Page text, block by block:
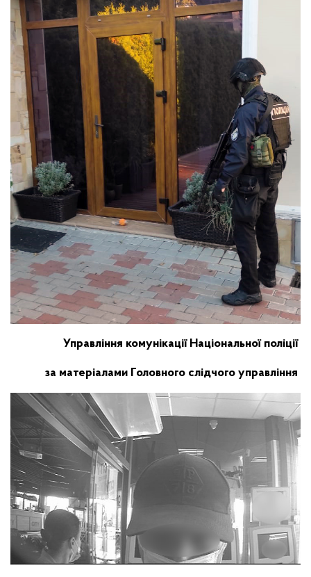
Управління комунікації Національної поліції
за матеріалами Головного слідчого управління